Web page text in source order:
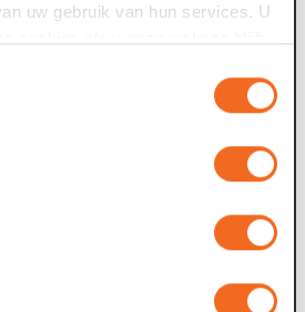
uw gebruik van hun services. U
van Maaspoort te gaan. Bij de